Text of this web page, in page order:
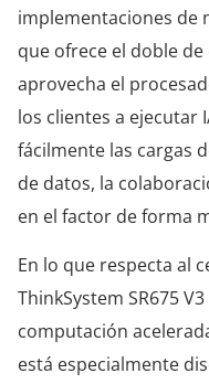
implementaciones de
que ofrece el doble
aprovecha el
los clientes a ejecutar
fácilmente las cargas
de datos, la
en el factor de forma
En lo que respecta al
ThinkSystem SR675
computación
está especialmente